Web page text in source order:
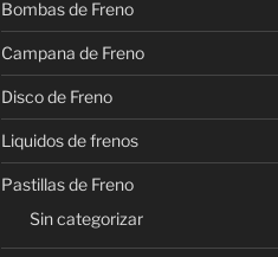
Bombas de Freno
Campana de Freno
Disco de Freno
Liquidos de frenos
Pastillas de Freno
Sin categorizar